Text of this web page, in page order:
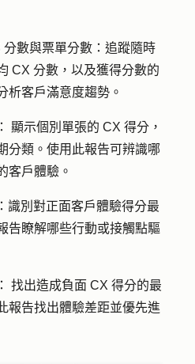
數與票單分數： 追蹤隨時
CX 分數，以及獲得分數的
析客戶滿意度趨勢。
顯示個別單張的 CX 得分，
分類。使用此報告可辨識哪
客戶體驗。
識別對正面客戶體驗得分最
告瞭解哪些行動或接觸點驅
找出造成負面 CX 得分的最
報告找出體驗差距並優先進